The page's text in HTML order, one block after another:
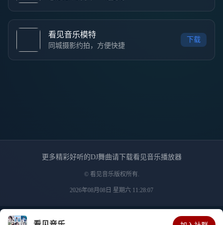
看见音乐模特
同城摄影约拍，方便快捷
下载
更多精彩好听的DJ舞曲请下载看见音乐播放器
© 看见音乐版权所有.
2026年08月08日 星期六 11:28:07